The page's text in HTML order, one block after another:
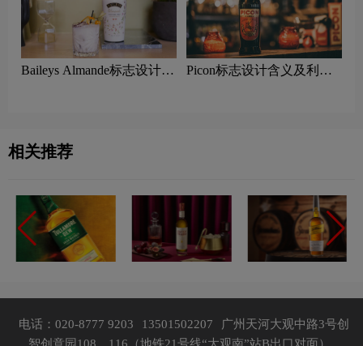
Baileys Almande标志设计含
Picon标志设计含义及利口
相关推荐
电话：020-8777 9203 13501502207
广州天河大观中路3号创
智创意园108、116（地铁21号线“大观南”站B出口对面）